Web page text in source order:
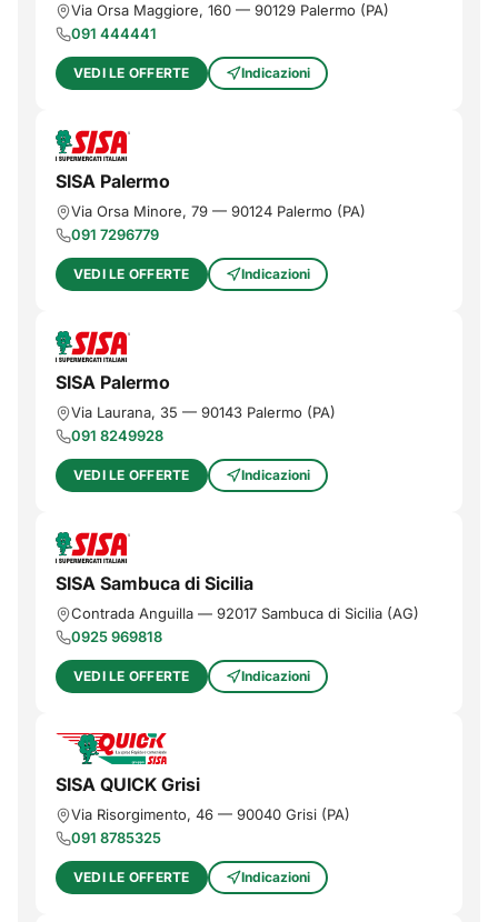
Via Orsa Maggiore, 160 — 90129 Palermo (PA)
091 444441
VEDI LE OFFERTE Indicazioni
SISA Palermo
Via Orsa Minore, 79 — 90124 Palermo (PA)
091 7296779
VEDI LE OFFERTE Indicazioni
SISA Palermo
Via Laurana, 35 — 90143 Palermo (PA)
091 8249928
VEDI LE OFFERTE Indicazioni
SISA Sambuca di Sicilia
Contrada Anguilla — 92017 Sambuca di Sicilia (AG)
0925 969818
VEDI LE OFFERTE Indicazioni
SISA QUICK Grisi
Via Risorgimento, 46 — 90040 Grisi (PA)
091 8785325
VEDI LE OFFERTE Indicazioni